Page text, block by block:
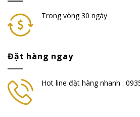
Trong vòng 30 ngày
Đặt hàng ngay
Hot line đặt hàng nhanh :